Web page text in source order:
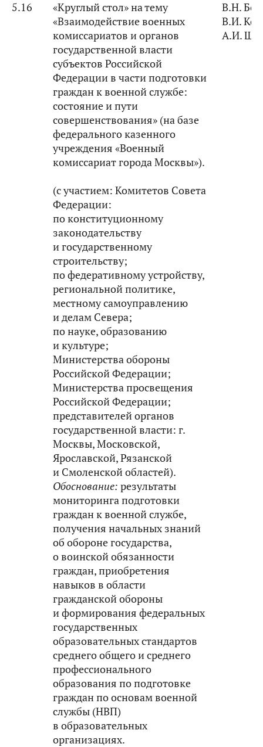
5.16
«Круглый стол» на тему
«Взаимодействие военных
комиссариатов и органов
государственной власти
субъектов Российской
Федерации в части подготовки
граждан к военной службе:
состояние и пути
совершенствования» (на базе
федерального казенного
учреждения «Военный
комиссариат города Москвы»).
(с участием: Комитетов Совета
Федерации:
по конституционному
законодательству
и государственному
строительству;
по федеративному устройству,
региональной политике,
местному самоуправлению
и делам Севера;
по науке, образованию
и культуре;
Министерства обороны
Российской Федерации;
Министерства просвещения
Российской Федерации;
представителей органов
государственной власти: г.
Москвы, Московской,
Ярославской, Рязанской
и Смоленской областей).
Обоснование: результаты
мониторинга подготовки
граждан к военной службе,
получения начальных знаний
об обороне государства,
о воинской обязанности
граждан, приобретения
навыков в области
гражданской обороны
и формирования федеральных
государственных
образовательных стандартов
среднего общего и среднего
профессионального
образования по подготовке
граждан по основам военной
службы (НВП)
в образовательных
организациях.
В.Н.
В.И.
А.И.